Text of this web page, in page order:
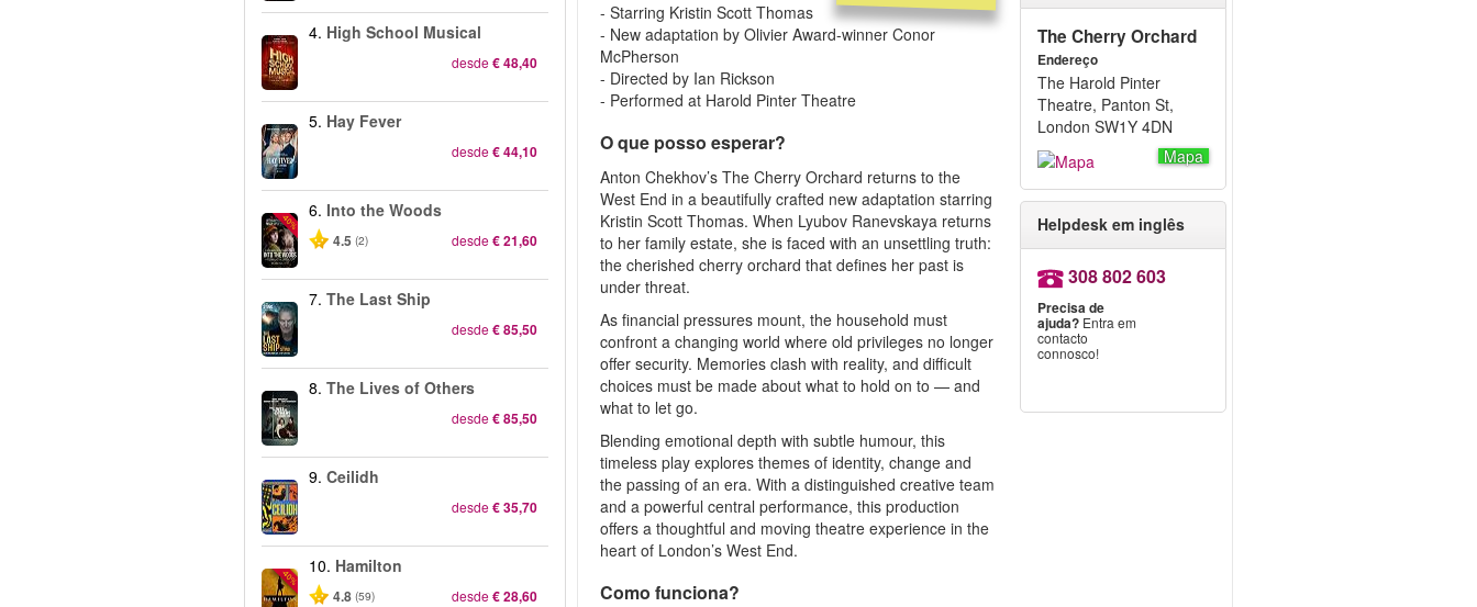
4. High School Musical
desde€ 48,40
5. Hay Fever
desde€ 44,10
-40%
6. Into the Woods
4.5 (2) desde€ 21,60
7. The Last Ship
desde€ 85,50
8. The Lives of Others
desde€ 85,50
9. Ceilidh
desde€ 35,70
-40%
10. Hamilton
4.8 (59) desde€ 28,60
- Starring Kristin Scott Thomas
- New adaptation by Olivier Award-winner Conor
McPherson
- Directed by Ian Rickson
- Performed at Harold Pinter Theatre
O que posso esperar?
Anton Chekhov’s The Cherry Orchard returns to the
West End in a beautifully crafted new adaptation starring
Kristin Scott Thomas. When Lyubov Ranevskaya returns
to her family estate, she is faced with an unsettling truth:
the cherished cherry orchard that defines her past is
under threat.
As financial pressures mount, the household must
confront a changing world where old privileges no longer
offer security. Memories clash with reality, and difficult
choices must be made about what to hold on to — and
what to let go.
Blending emotional depth with subtle humour, this
timeless play explores themes of identity, change and
the passing of an era. With a distinguished creative team
and a powerful central performance, this production
offers a thoughtful and moving theatre experience in the
heart of London’s West End.
Como funciona?
The Cherry Orchard
Endereço
The Harold Pinter
Theatre, Panton St,
London SW1Y 4DN
Mapa
Helpdesk em inglês
308 802 603
Precisa de
ajuda?Entra em
contacto
connosco!